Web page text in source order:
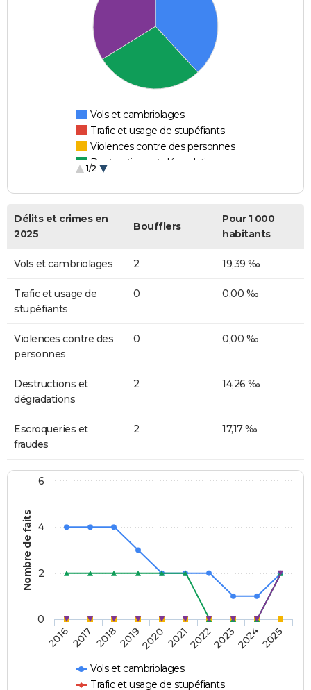
Vols et cambriolages
Trafic et usage de stupéfiants
Violences contre des personnes
Destructions et dégradations
1/2
Délits et crimes en
2025
Boufflers
Pour 1 000
habitants
Vols et cambriolages 2 19,39 ‰
Trafic et usage de
stupéfiants
0 0,00 ‰
Violences contre des
personnes
0 0,00 ‰
Destructions et
dégradations
2 14,26 ‰
Escroqueries et
fraudes
2 17,17 ‰
Nombre de faits
Vols et cambriolages
Trafic et usage de stupéfiants
20162017 20182019202020212022202320242025
0
2
4
6